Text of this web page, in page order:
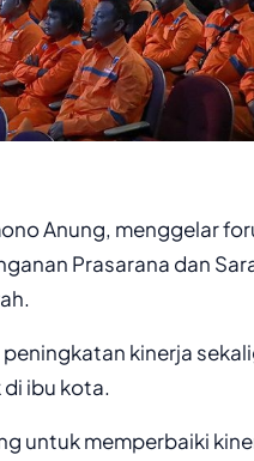
Anung, menggelar
Prasarana dan
kinerja
ibu kota.
untuk memperbaiki